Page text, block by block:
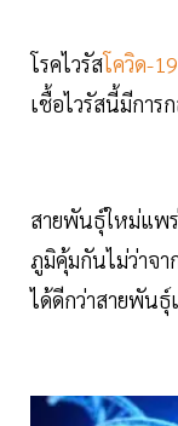
โรคไวรัสโควิด-19
เชื้อไวรัสนี้มีการ
สายพันธุ์ใหม่แพ
ภูมิคุ้มกันไม่ว่าจา
ได้ดีกว่าสายพันธุ์